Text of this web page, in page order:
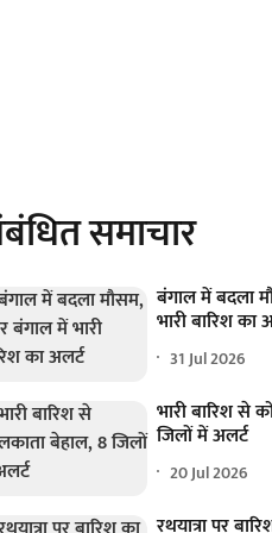
समाचार
बंगाल में बदला
भारी बारिश का
31 Jul 2026
भारी बारिश से
जिलों में अलर्ट
20 Jul 2026